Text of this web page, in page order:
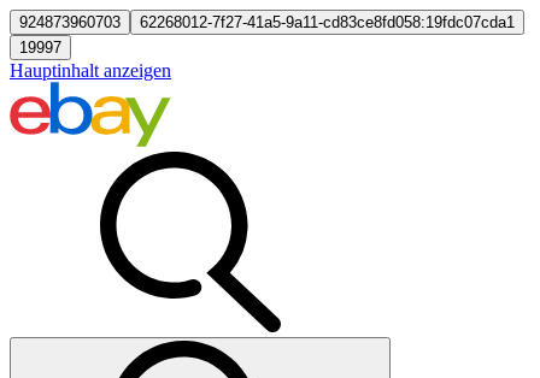
924873960703
62268012-7f27-41a5-9a11-cd83ce8fd058:19fdc07cda1
19997
Hauptinhalt anzeigen